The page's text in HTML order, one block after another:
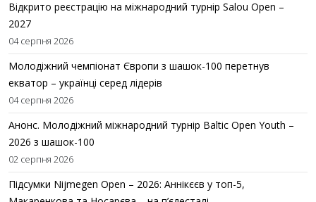
Відкрито реєстрацію на міжнародний турнір Salou Open –
2027
04 серпня 2026
Молодіжний чемпіонат Європи з шашок-100 перетнув
екватор – українці серед лідерів
04 серпня 2026
Анонс. Молодіжний міжнародний турнір Baltic Open Youth –
2026 з шашок-100
02 серпня 2026
Підсумки Nijmegen Open – 2026: Аннікєєв у топ-5,